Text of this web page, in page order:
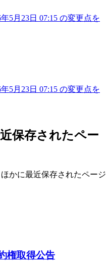
5月23日 07:15 の変更点を
5月23日 07:15 の変更点を
保存されたペー
かに最近保存されたページ
権取得公告